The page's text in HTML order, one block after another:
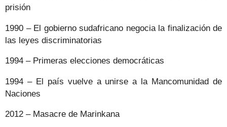
prisión
1990 – El gobierno sudafricano negocia la finalización de
las leyes discriminatorias
1994 – Primeras elecciones democráticas
1994 – El país vuelve a unirse a la Mancomunidad de
Naciones
2012 – Masacre de Marinkana